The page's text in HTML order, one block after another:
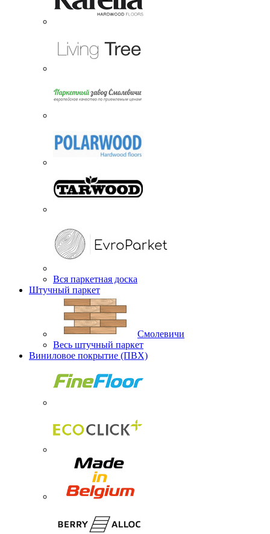
Вся паркетная доска
Штучный паркет
Смолевичи
Весь штучный паркет
Виниловое покрытие (ПВХ)